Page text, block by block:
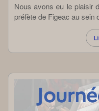
Nous avons eu le plaisir
préfète de Figeac au sein